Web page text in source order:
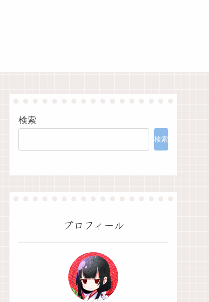
検索
検索
プロフィール